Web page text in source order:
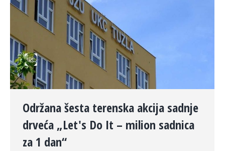
Održana šesta terenska akcija sadnje
drveća „Let's Do It – milion sadnica
za 1 dan“